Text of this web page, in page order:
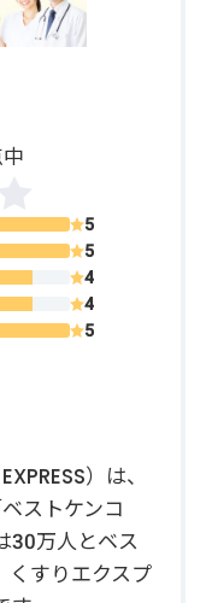
）は、
ストケンコ
30万人とベス
くすりエクスプ